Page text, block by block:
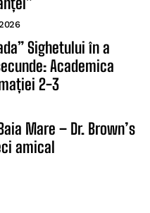
Sighetului în a
Academica
2-3
Mare – Dr. Brown’s
amical